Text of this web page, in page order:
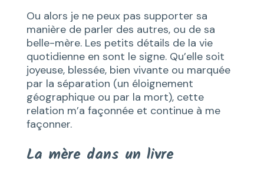
Ou alors je ne peux pas supporter sa
manière de parler des autres, ou de sa
belle-mère. Les petits détails de la vie
quotidienne en sont le signe. Qu’elle soit
joyeuse, blessée, bien vivante ou marquée
par la séparation (un éloignement
géographique ou par la mort), cette
relation m’a façonnée et continue à me
façonner.
La mère dans un livre